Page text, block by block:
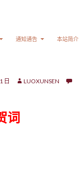
通知通告 本站简介
日
LUOXUNSEN
词